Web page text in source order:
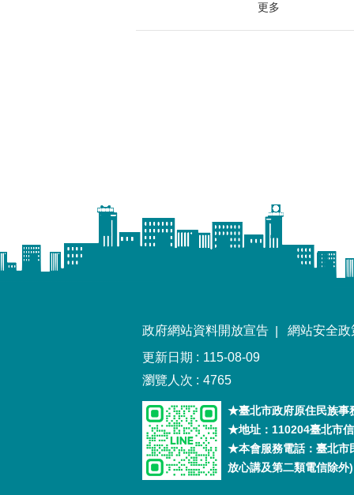
更多
政府網站資料開放宣告
網站安全政
更新日期
115-08-09
瀏覽人次
4765
★臺北市政府原住民族事
★地址：110204臺北市
★本會服務電話：臺北市
放心講及第二類電信除